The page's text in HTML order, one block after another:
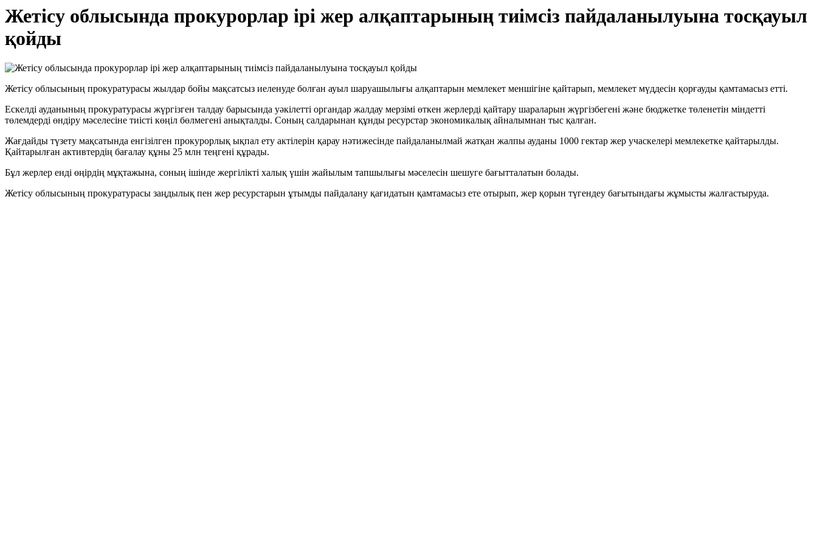
Жетісу облысында прокурорлар ірі жер алқаптарының тиімсіз пайдаланылуына тосқауыл
қойды
Жетісу облысының прокуратурасы жылдар бойы мақсатсыз иеленуде болған ауыл шаруашылығы алқаптарын мемлекет меншігіне қайтарып, мемлекет мүддесін қорғауды қамтамасыз етті.
Ескелді ауданының прокуратурасы жүргізген талдау барысында уәкілетті органдар жалдау мерзімі өткен жерлерді қайтару шараларын жүргізбегені және бюджетке төленетін міндетті
төлемдерді өндіру мәселесіне тиісті көңіл бөлмегені анықталды. Соның салдарынан құнды ресурстар экономикалық айналымнан тыс қалған.
Жағдайды түзету мақсатында енгізілген прокурорлық ықпал ету актілерін қарау нәтижесінде пайдаланылмай жатқан жалпы ауданы 1000 гектар жер учаскелері мемлекетке қайтарылды.
Қайтарылған активтердің бағалау құны 25 млн теңгені құрады.
Бұл жерлер енді өңірдің мұқтажына, соның ішінде жергілікті халық үшін жайылым тапшылығы мәселесін шешуге бағытталатын болады.
Жетісу облысының прокуратурасы заңдылық пен жер ресурстарын ұтымды пайдалану қағидатын қамтамасыз ете отырып, жер қорын түгендеу бағытындағы жұмысты жалғастыруда.